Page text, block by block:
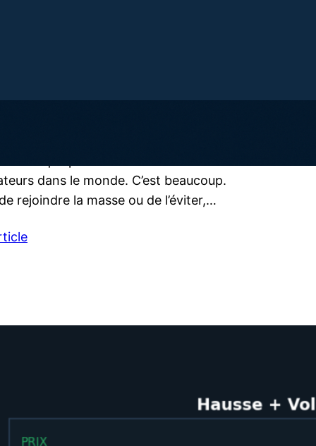
dans le monde. C’est beaucoup.
rejoindre la masse ou de l’éviter,…